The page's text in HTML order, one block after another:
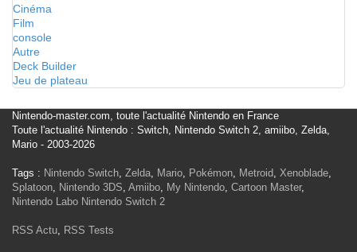
Cinéma
Film
console
Autre
Deck Builder
Jeu de plateau
Nintendo-master.com, toute l'actualité Nintendo en France
Toute l'actualité Nintendo : Switch, Nintendo Switch 2, amiibo, Zelda,
Mario - 2003-2026
Tags : Nintendo Switch, Zelda, Mario, Pokémon, Metroid, Xenoblade,
Splatoon, Nintendo 3DS, Amiibo, My Nintendo, Cartoon Master,
Nintendo Labo Nintendo Switch 2
RSS Actu, RSS Tests